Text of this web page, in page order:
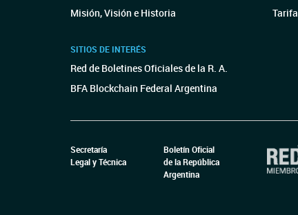
Misión, Visión e Historia
SITIOS DE INTERÉS
Red de Boletines Oficiales de la R. A.
BFA Blockchain Federal Argentina
Secretaría
Legal y Técnica
Boletín Oficial
de la República
Argentina